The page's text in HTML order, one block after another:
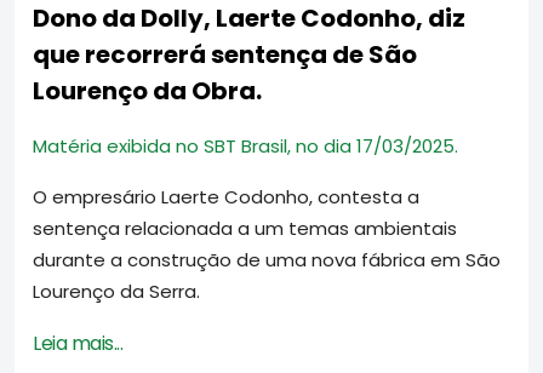
Dono da Dolly, Laerte Codonho, diz
que recorrerá sentença de São
Lourenço da Obra.
Matéria exibida no SBT Brasil, no dia 17/03/2025.
O empresário Laerte Codonho, contesta a
sentença relacionada a um temas ambientais
durante a construção de uma nova fábrica em São
Lourenço da Serra.
Leia mais...